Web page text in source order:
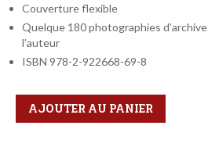
Couverture flexible
Quelque 180 photographies
l’auteur
ISBN 978-2-922668-69-8
Qté
Format
AJOUTER AU PANIER